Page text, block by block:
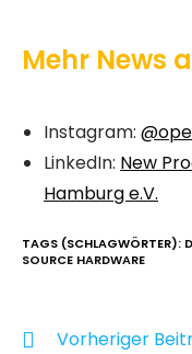
Mehr News
Instagram:
LinkedIn: New
Hamburg e.V.
TAGS (SCHLAGWÖRTER):
SOURCE HARDWARE
Vorheriger